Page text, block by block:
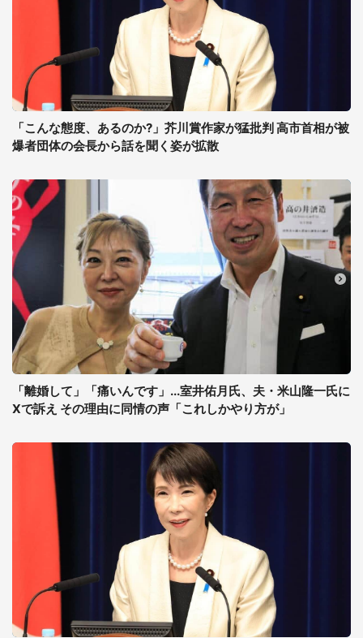
「こんな態度、あるのか?」芥川賞作家が猛批判 高市首相が被
爆者団体の会長から話を聞く姿が拡散
「離婚して」「痛いんです」...室井佑月氏、夫・米山隆一氏に
Xで訴え その理由に同情の声「これしかやり方が」